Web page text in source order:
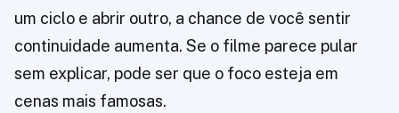
um ciclo e abrir outro, a chance de você sentir
continuidade aumenta. Se o filme parece pular
sem explicar, pode ser que o foco esteja em
cenas mais famosas.